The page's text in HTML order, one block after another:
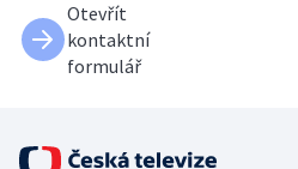
Otevřít
kontaktní
formulář